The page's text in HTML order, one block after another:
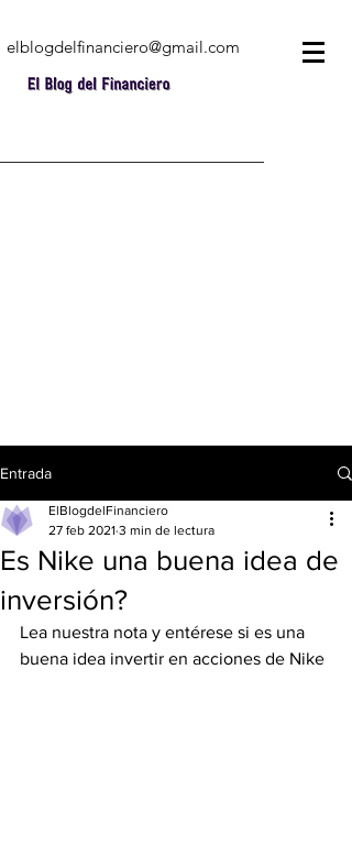
elblogdelfinanciero@gmail.com
Entrada
Es Nike una buena idea de
inversión?
ElBlogdelFinanciero
27 feb 2021 3 min de lectura
Lea nuestra nota y entérese si es una
buena idea invertir en acciones de Nike